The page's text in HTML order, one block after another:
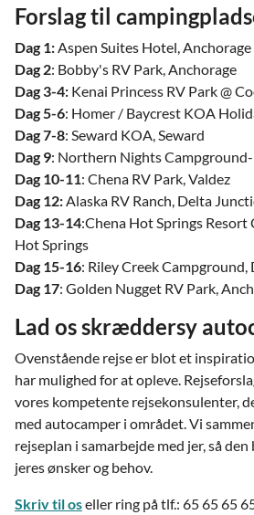
Forslag til
Dag 1: Aspen Suites Hotel,
Dag 2: Bobby's RV Park, Anchorage
Dag 3-4: Kenai Princess RV Park @
Dag 5-6: Homer / Baycrest KOA
Dag 7-8: Seward KOA, Seward
Dag 9: Northern Nights Campground-
Dag 10-11: Chena RV Park, Valdez
Dag 12: Alaska RV Ranch, Delta
Dag 13-14:Chena Hot Springs Resort
Hot Springs
Dag 15-16: Riley Creek Campground,
Dag 17: Golden Nugget RV Park,
Lad os skræddersy
Ovenstående rejse er blot et
har mulighed for at opleve.
vores kompetente rejsekonsulenter,
med autocamper i området. Vi
rejseplan i samarbejde med jer, så
jeres ønsker og behov.
Skriv til oseller ring på tlf.: 65 65 65